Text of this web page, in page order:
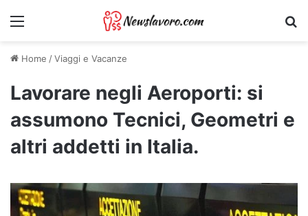
Menu
Home /Viaggi e Vacanze
Lavorare negli Aeroporti: si
assumono Tecnici, Geometri e
altri addetti in Italia.